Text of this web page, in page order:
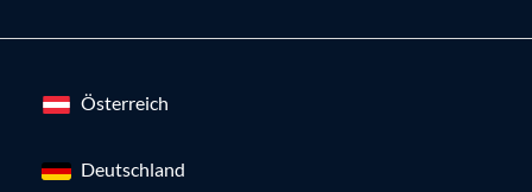
Österreich
Deutschland